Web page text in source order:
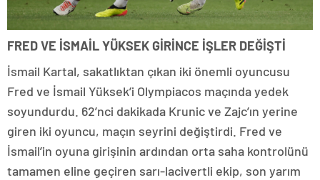
FRED VE İSMAİL YÜKSEK GİRİNCE İŞLER DEĞİŞTİ
İsmail Kartal, sakatlıktan çıkan iki önemli oyuncusu
Fred ve İsmail Yüksek’i Olympiacos maçında yedek
soyundurdu. 62’nci dakikada Krunic ve Zajc’ın yerine
giren iki oyuncu, maçın seyrini değiştirdi. Fred ve
İsmail’in oyuna girişinin ardından orta saha kontrolünü
tamamen eline geçiren sarı-lacivertli ekip, son yarım